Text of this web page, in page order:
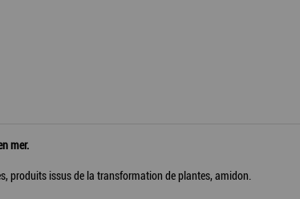
mer.
produits issus de la transformation de plantes, amidon.